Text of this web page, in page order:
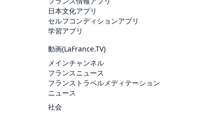
日本文化アプリ
セルフコンディションアプリ
学習アプリ
動画(LaFrance.TV)
メインチャンネル
フランスニュース
フランストラベルメディテーション
ニュース
社会